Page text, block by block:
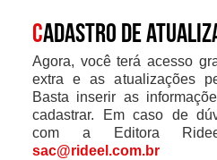
Cadastro de
Agora, você terá acesso
extra e as atualizações
Basta inserir as
cadastrar. Em caso de
com a Editora
sac@rideel.com.br